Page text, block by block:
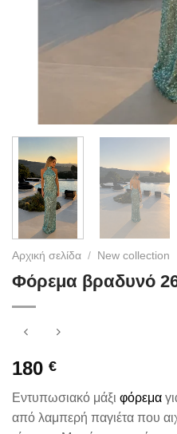
Αρχική σελίδα / New collection
Φόρεμα βραδυνό
180 €
Εντυπωσιακό μάξι φόρεμα
από λαμπερή παγιέτα που